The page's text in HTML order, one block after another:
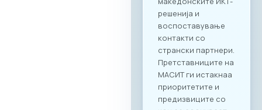
на процесите на
дигитализација во
клучните
индустрии, како и
сесии за однапред
закажани B2B
состаноци.
Целосната агенда
за настанот е